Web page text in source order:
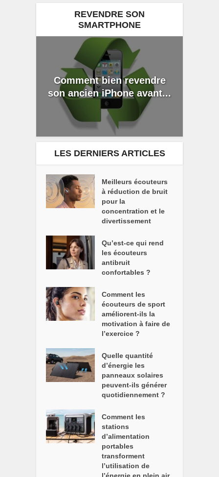
REVENDRE SON
SMARTPHONE
Comment bien revendre
son ancien iPhone avant...
LES DERNIERS ARTICLES
Meilleurs écouteurs
à réduction de bruit
pour la
concentration et le
divertissement
Qu’est-ce qui rend
les écouteurs
antibruit
confortables ?
Comment les
écouteurs de sport
améliorent-ils la
motivation à faire de
l’exercice ?
Quelle quantité
d’énergie les
panneaux solaires
peuvent-ils générer
quotidiennement ?
Comment les
stations
d’alimentation
portables
transforment
l’utilisation de